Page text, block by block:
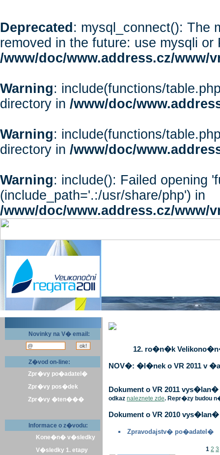
Deprecated : mysql_connect(): The
removed in the future: use mysqli or
/www/doc/www.address.cz/www/
Warning: include(functions/
directory in /www/doc/
Warning: include(functions/
directory in /www/doc/
Warning: include(): Failed opening
(include_path='.:/usr/share/php') in
/www/doc/www.address.cz/www/
Novinky na V� email:
Z�vod on-line:
Zpr�vy po�adatel�
Zpr�vy pos�dek
Zpr�vy �ten���
Informace o z�vodu:
Kone�n� v�sledky
V�sledky 1. etapy
12. ro�n�k
NOV�: �l�nek o VR 2011 v
Dokument o VR 2011
odkaz naleznete zde. Repr�zy budou
Dokument o VR 2010
Zpravodajstv� po�adatel�
1 2 3